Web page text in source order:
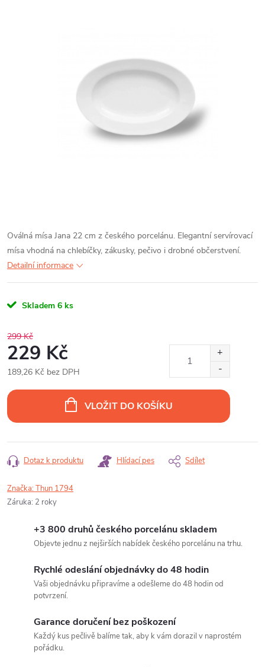
Oválná mísa Jana 22 cm z českého porcelánu. Elegantní servírovací
mísa vhodná na chlebíčky, zákusky, pečivo i drobné občerstvení.
Detailní informace
Skladem 6 ks
299 Kč
229 Kč
189,26 Kč bez DPH
cena:
VLOŽIT DO KOŠÍKU
Dotaz k produktu Hlídací pes Sdílet
Značka:Thun 1794
Záruka: 2 roky
+3 800 druhů českého porcelánu skladem
Objevte jednu z nejširších nabídek českého porcelánu na trhu.
Rychlé odeslání objednávky do 48 hodin
Vaši objednávku připravíme a odešleme do 48 hodin od
potvrzení.
Garance doručení bez poškození
Každý kus pečlivě balíme tak, aby k vám dorazil v naprostém
pořádku.